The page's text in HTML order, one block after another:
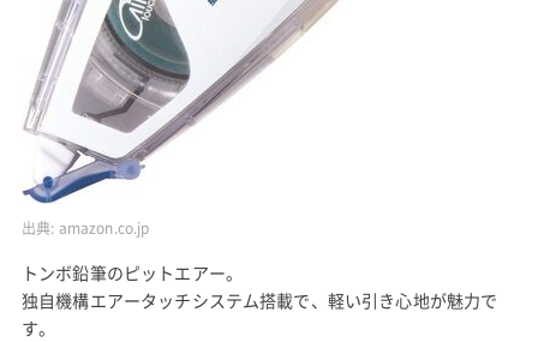
出典: amazon.co.jp
トンボ鉛筆のピットエアー。
独自機構エアータッチシステム搭載で、軽い引き心地が魅力で
す。